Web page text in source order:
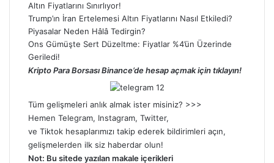
Altın Fiyatlarını Sınırlıyor!
Trump’ın İran Ertelemesi Altın Fiyatlarını Nasıl Etkiledi?
Piyasalar Neden Hâlâ Tedirgin?
Ons Gümüşte Sert Düzeltme: Fiyatlar %4’ün Üzerinde
Geriledi!
Kripto Para Borsası Binance’de hesap açmak için tıklayın!
Tüm gelişmeleri anlık almak ister misiniz? >>>
Hemen Telegram, Instagram, Twitter,
ve Tiktok hesaplarımızı takip ederek bildirimleri açın,
gelişmelerden ilk siz haberdar olun!
Not: Bu sitede yazılan makale içerikleri